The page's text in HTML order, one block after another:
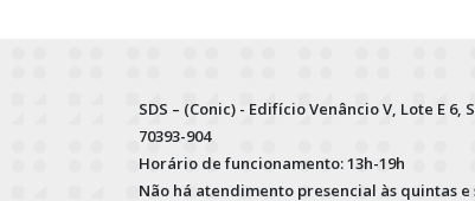
SDS – (Conic) - Edifício Venâncio V, Lote E 6,
70393-904
Horário de funcionamento: 13h-19h
Não há atendimento presencial às quintas